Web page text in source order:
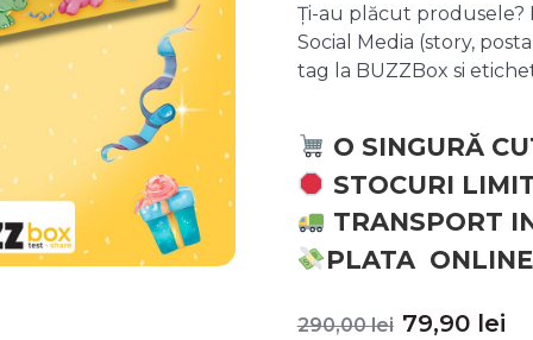
Ți-au plăcut produsele?
Social Media (story,
tag la BUZZBox si
O SINGURĂ
STOCURI
TRANSPORT
PLATA ONLINE
290,00lei Prețul
79,90 lei